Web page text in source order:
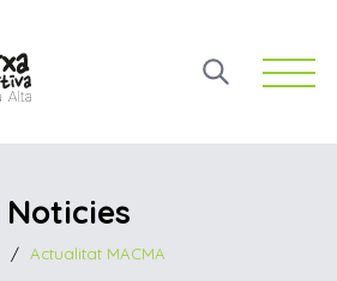
Open
Noticies
/ Actualitat MACMA